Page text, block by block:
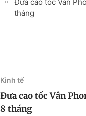
Đưa cao tốc Vân
tháng
Kinh tế
Đưa cao tốc Vân
8 tháng